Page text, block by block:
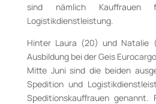
sind nämlich Kauffrauen
Logistikdienstleistung.
Hinter Laura (20) und Natalie
Ausbildung bei der Geis
Mitte Juni sind die beiden
Spedition und
Speditionskauffrauen